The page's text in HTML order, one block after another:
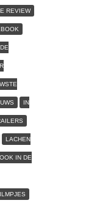
REVIEW
IN
LACHEN
OOK IN DE